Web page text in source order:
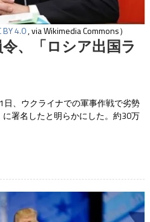
BY 4.0, via Wikimedia Commons）
、「ロシア出国ラ
、ウクライナでの軍事作戦で劣勢
署名したと明らかにした。約30万